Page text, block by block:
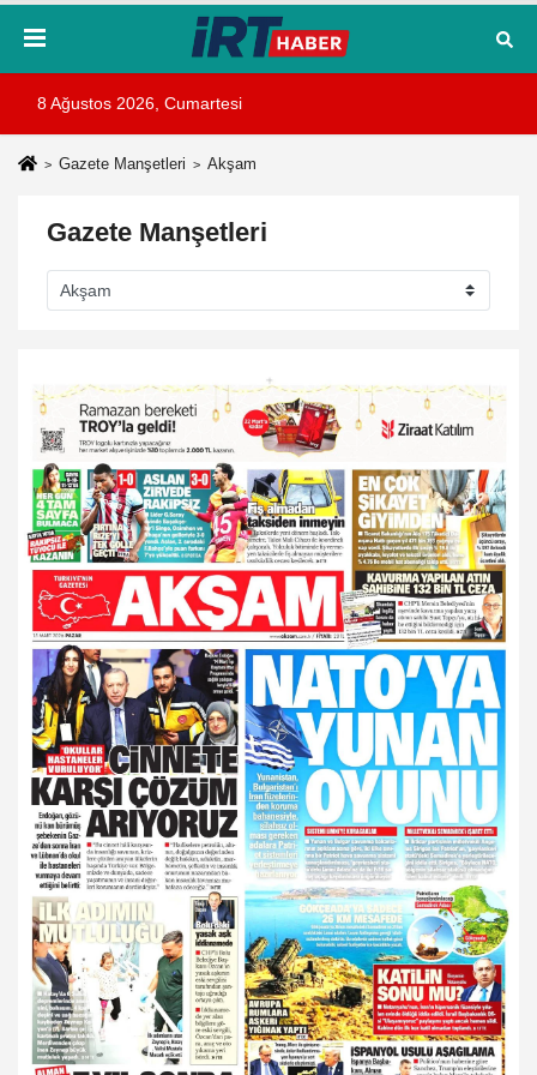
8 Ağustos 2026, Cumartesi
Gazete Manşetleri Akşam
Gazete Manşetleri